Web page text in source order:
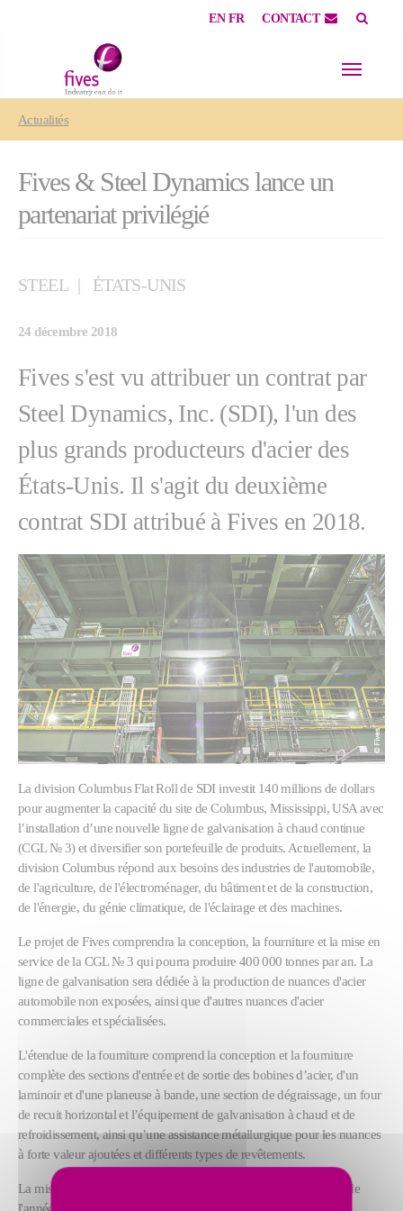
EN FR CONTACT
Actualités
Fives & Steel Dynamics lance un
partenariat privilégié
STEEL ÉTATS-UNIS
24 décembre 2018
Fives s'est vu attribuer un contrat par
Steel Dynamics, Inc. (SDI), l'un des
plus grands producteurs d'acier des
États-Unis. Il s'agit du deuxième
contrat SDI attribué à Fives en 2018.
La division Columbus Flat Roll de SDI investit 140 millions de dollars
pour augmenter la capacité du site de Columbus, Mississippi, USA avec
l’installation d’une nouvelle ligne de galvanisation à chaud continue
(CGL № 3) et diversifier son portefeuille de produits. Actuellement, la
division Columbus répond aux besoins des industries de l'automobile,
de l'agriculture, de l'électroménager, du bâtiment et de la construction,
de l'énergie, du génie climatique, de l'éclairage et des machines.
Le projet de Fives comprendra la conception, la fourniture et la mise en
service de la CGL № 3 qui pourra produire 400 000 tonnes par an. La
ligne de galvanisation sera dédiée à la production de nuances d'acier
automobile non exposées, ainsi que d'autres nuances d'acier
commerciales et spécialisées.
L'étendue de la fourniture comprend la conception et la fourniture
complète des sections d'entrée et de sortie des bobines d’acier, d'un
laminoir et d'une planeuse à bande, une section de dégraissage, un four
de recuit horizontal et l’équipement de galvanisation à chaud et de
refroidissement, ainsi qu’une assistance métallurgique pour les nuances
à forte valeur ajoutées et différents types de revêtements.
La mise en service de la nouvelle ligne est prévue pour le milieu de